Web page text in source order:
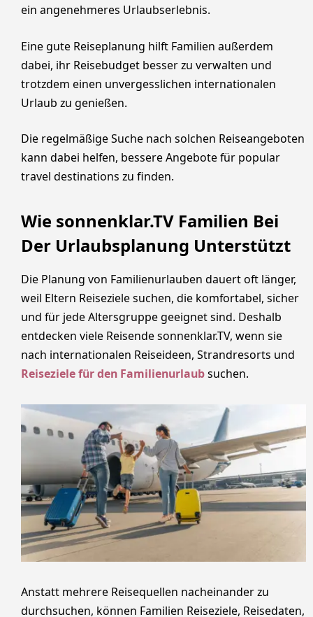
ein angenehmeres Urlaubserlebnis.
Eine gute Reiseplanung hilft Familien außerdem
dabei, ihr Reisebudget besser zu verwalten und
trotzdem einen unvergesslichen internationalen
Urlaub zu genießen.
Die regelmäßige Suche nach solchen Reiseangeboten
kann dabei helfen, bessere Angebote für popular
travel destinations zu finden.
Wie sonnenklar.TV Familien Bei
Der Urlaubsplanung Unterstützt
Die Planung von Familienurlauben dauert oft länger,
weil Eltern Reiseziele suchen, die komfortabel, sicher
und für jede Altersgruppe geeignet sind. Deshalb
entdecken viele Reisende sonnenklar.TV, wenn sie
nach internationalen Reiseideen, Strandresorts und
Reiseziele für den Familienurlaubsuchen.
Anstatt mehrere Reisequellen nacheinander zu
durchsuchen, können Familien Reiseziele, Reisedaten,